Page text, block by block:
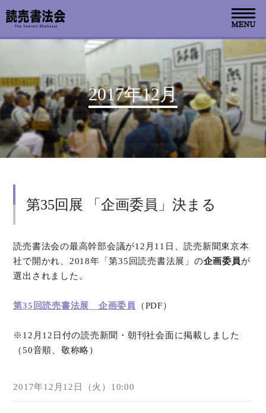
2017年12月
第35回展 「企画委員」決まる
読売書法会の最高幹部会議が12月11日、読売新聞東京本
社で開かれ、2018年「第35回読売書法展」の企画委員が
選出されました。
第35回読売書法展 企画委員 （PDF）
※12月12日付の読売新聞・朝刊社会面に掲載しました
（50音順、敬称略）
2017年12月12日（火）10:00
お知らせ
読売書法会について
読売書法展
関連書道展
デジタルアーカイブ